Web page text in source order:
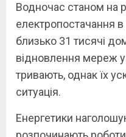
Водночас станом на
електропостачання
близько 31 тисячі
відновлення мереж
тривають, однак їх
ситуація.
Енергетики